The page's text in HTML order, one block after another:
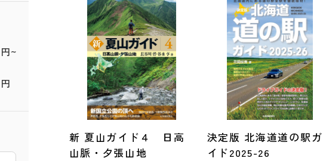
円~
円
新 夏山ガイド４ 日高
山脈・夕張山地
決定版 北海道道の駅ガ
イド2025-26